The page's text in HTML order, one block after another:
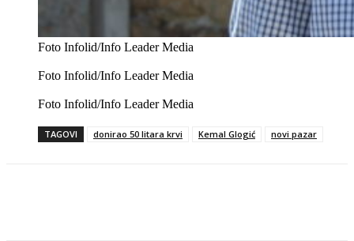
Foto Infolid/Info Leader Media
Foto Infolid/Info Leader Media
Foto Infolid/Info Leader Media
TAGOVI donirao 50 litara krvi Kemal Glogić novi pazar